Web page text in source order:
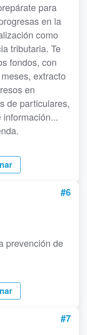
para
en la
como
tributaria. Te
fondos, con
extracto
en
de particulares,
#6
prevención de
#7